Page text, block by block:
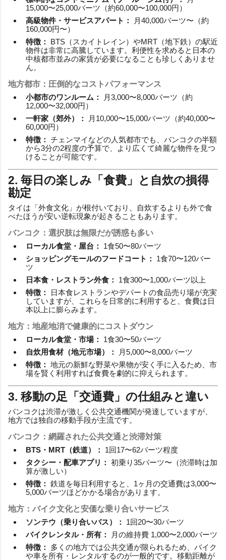
15,000〜25,000バーツ（約60,000〜100,000円）
高級物件・サービスアパート：
月40,000バーツ〜（約
160,000円〜）
特徴：
BTS（スカイトレイン）やMRT（地下鉄）の駅近
物件は非常に高騰しています。利便性を求めると日本の
中核都市並みの家賃が必要になることも珍しくありませ
ん。
地方都市：圧倒的なコストパフォーマンス
小都市のワンルーム：
月3,000〜8,000バーツ（約
12,000〜32,000円）
一軒家（郊外）：
月10,000〜15,000バーツ（約40,000〜
60,000円）
特徴： チェンマイなどの人気都市でも、バンコクの半額
から3分の2程度の予算で、より広くて綺麗な物件を見つ
けることが可能です。
2. 毎日の楽しみ「食費」と自炊の損得
勘定
タイは「外食文化」が根付いており、自炊するよりも外で食
べたほうが安い逆転現象が起きることもあります。
バンコク：選択肢は無限だが誘惑も多い
ローカル食堂・屋台：
1食50〜80バーツ
ショッピングモールのフードコート：
1食70〜120バー
ツ
日本食・レストラン外食：
1食300〜1,000バーツ以上
特徴：
日本食レストランやデパートの食品売り場が充実
していますが、これらを日常的に利用すると、食費は日
本以上に膨らみます。
地方：地産地消で健康的にコストダウン
ローカル食堂・市場：
1食30〜50バーツ
自炊用食材（地元市場）：
月5,000〜8,000バーツ
特徴： 地元の新鮮な野菜や果物が安く手に入るため、市
場を賢く利用すれば食費を劇的に抑えられます。
3. 移動の足「交通費」の仕組みと違い
バンコクは渋滞が激しく公共交通機関が発達していますが、
地方では独自の移動手段が主流です。
バンコク：網羅された公共交通と渋滞対策
BTS・MRT（鉄道）：
1回17〜62バーツ程度
タクシー・配車アプリ： 初乗り35バーツ〜（渋滞時は加
算が激しい）
特徴： 鉄道を毎日利用すると、1ヶ月の交通費は3,000〜
5,000バーツほどかかる場合があります。
地方：バイク文化と安価な乗り合いサービス
ソンテウ（乗り合いバス）：
1回20〜30バーツ
バイクレンタル・所有：
月の維持費 1,000〜2,000バーツ
特徴：
多くの地方では公共交通が限られるため、バイク
や車を所有・レンタルするのが一般的です。移動距離が